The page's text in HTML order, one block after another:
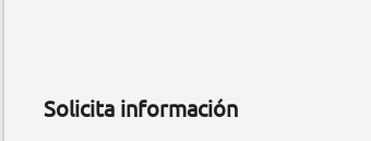
Solicita información